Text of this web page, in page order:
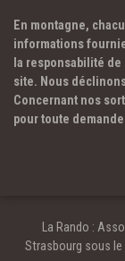
En montagne,
informations
la responsabilité
site. Nous
Concernant nos
pour toute
La Rando :
Strasbourg sous le